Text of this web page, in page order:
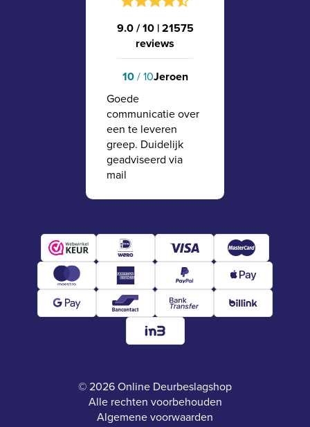
9.0 / 10 |21575
reviews
10/ 10Jeroen
Goede
communicatie over
een te leveren
greep. Duidelijk
geadviseerd via
mail
© 2026 Online Deurbeslagshop
Alle rechten voorbehouden
Algemene voorwaarden